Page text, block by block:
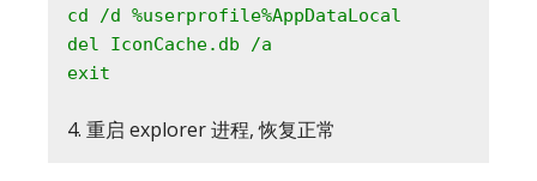
cd /d %userprofile%AppDataLocal
del IconCache.db /a
exit
4. 重启 explorer 进程, 恢复正常